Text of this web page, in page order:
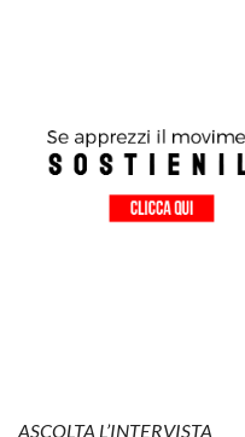
ASCOLTA L’INTERVISTA